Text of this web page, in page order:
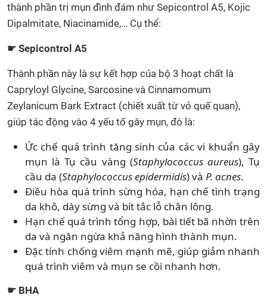
thành phần trị mụn đình đám như Sepicontrol A5, Kojic
Dipalmitate, Niacinamide,… Cụ thể:
☛ Sepicontrol A5
Thành phần này là sự kết hợp của bộ 3 hoạt chất là
Capryloyl Glycine, Sarcosine và Cinnamomum
Zeylanicum Bark Extract (chiết xuất từ vỏ quế quan),
giúp tác động vào 4 yếu tố gây mụn, đó là:
Ức chế quá trình tăng sinh của các vi khuẩn gây
mụn là Tụ cầu vàng (Staphylococcus aureus), Tụ
cầu da (Staphylococcus epidermidis) và P. acnes.
Điều hòa quá trình sừng hóa, hạn chế tình trạng
da khô, dày sừng và bít tắc lỗ chân lông.
Hạn chế quá trình tổng hợp, bài tiết bã nhờn trên
da và ngăn ngừa khả năng hình thành mụn.
Đặc tính chống viêm mạnh mẽ, giúp giảm nhanh
quá trình viêm và mụn se cồi nhanh hơn.
☛ BHA